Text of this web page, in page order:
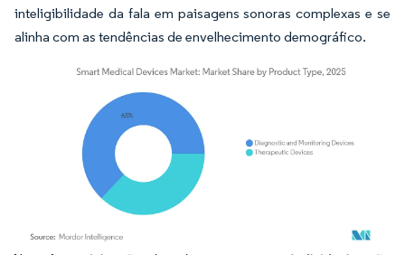
inteligibilidade da fala em paisagens sonoras complexas e se
alinha com as tendências de envelhecimento demográfico.